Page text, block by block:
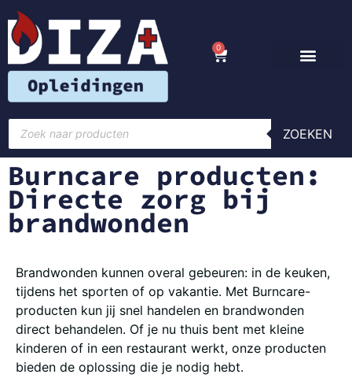
0
ZOEKEN
Burncare producten:
Directe zorg bij
brandwonden
Brandwonden kunnen overal gebeuren: in de keuken,
tijdens het sporten of op vakantie. Met Burncare-
producten kun jij snel handelen en brandwonden
direct behandelen. Of je nu thuis bent met kleine
kinderen of in een restaurant werkt, onze producten
bieden de oplossing die je nodig hebt.